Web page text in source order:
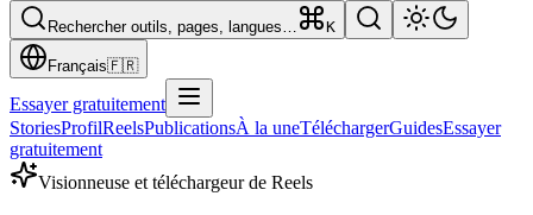
Rechercher outils, pages, langues… K
Français🇫🇷
Essayer gratuitement
StoriesProfilReelsPublicationsÀ la uneTéléchargerGuidesEssayer
gratuitement
Visionneuse et téléchargeur de Reels